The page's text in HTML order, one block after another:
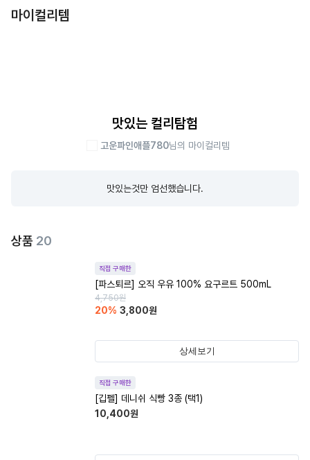
마이컬리템
맛있는 컬리탐험
고운파인애플780님의 마이컬리템
맛있는것만 엄선했습니다.
상품 20
직접 구매한
[파스퇴르] 오직 우유 100% 요구르트 500mL
4,750원
20% 3,800원
상세보기
직접 구매한
[깁펠] 데니쉬 식빵 3종 (택1)
10,400원